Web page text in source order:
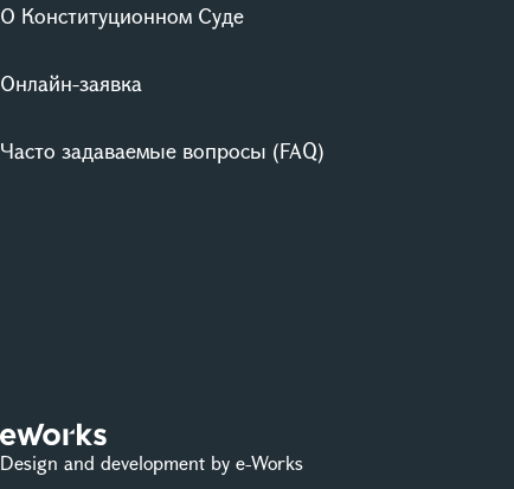
О Конституционном Суде
Онлайн-заявка
Часто задаваемые вопросы (FAQ)
Design and development by e-Works